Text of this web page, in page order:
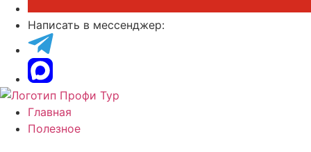
Написать в мессенджер:
Главная
Полезное